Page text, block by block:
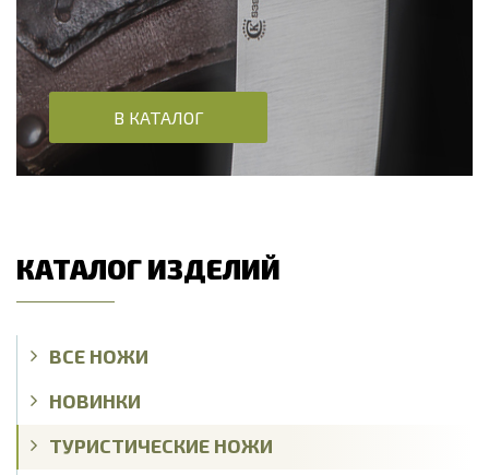
В КАТАЛОГ
КАТАЛОГ ИЗДЕЛИЙ
ВСЕ НОЖИ
НОВИНКИ
ТУРИСТИЧЕСКИЕ НОЖИ